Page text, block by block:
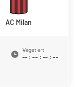
AC Milan
Véget ért
-- : -- : -- : --